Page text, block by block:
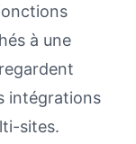
à une
intégrations
sites.